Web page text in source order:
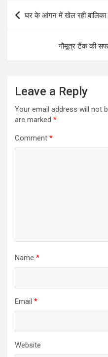
Post
navigation
घर के आंगन में खेल रही बालिका
गौमूत्र टैंक की
Leave a Reply
Your email address will not
are marked *
Comment *
Name *
Email *
Website